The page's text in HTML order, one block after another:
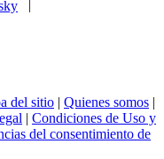
|
del sitio | Quienes somos |
| Condiciones de Uso y
del consentimiento de